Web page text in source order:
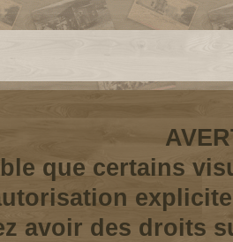
que certains
avoir des droits